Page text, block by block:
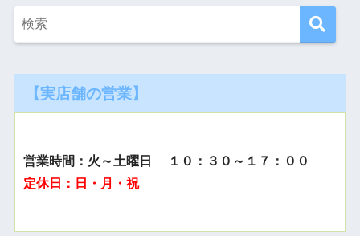
【実店舗の営業】
営業時間：火～土曜日 １０：３０～１７：００
定休日：日・月・祝